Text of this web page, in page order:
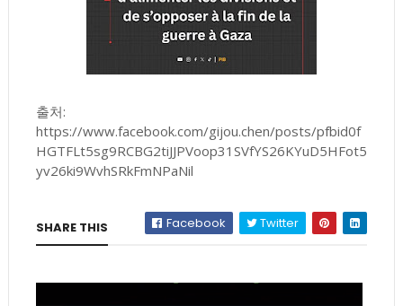
출처:
https://www.facebook.com/gijou.chen/posts/pfbid0f
HGTFLt5sg9RCBG2tiJJPVoop31SVfYS26KYuD5HFot5
yv26ki9WvhSRkFmNPaNil
SHARE THIS Facebook Twitter